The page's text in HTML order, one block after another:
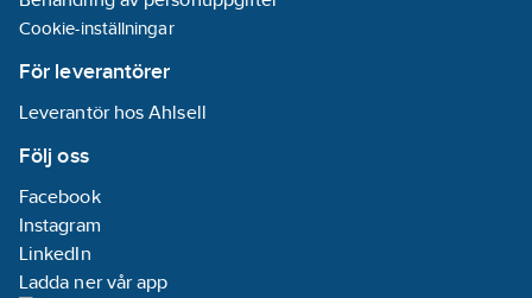
Cookie-inställningar
För leverantörer
Leverantör hos Ahlsell
Följ oss
Facebook
Instagram
LinkedIn
Ladda ner vår app